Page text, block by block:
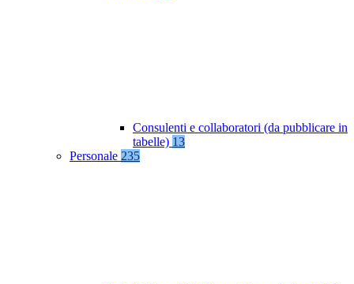
Consulenti e collaboratori (da pubblicare in
tabelle) 13
Personale 235